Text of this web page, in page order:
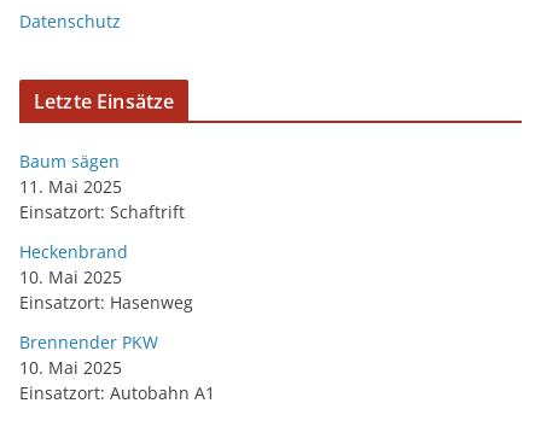
Datenschutz
Letzte Einsätze
Baum sägen
11. Mai 2025
Einsatzort: Schaftrift
Heckenbrand
10. Mai 2025
Einsatzort: Hasenweg
Brennender PKW
10. Mai 2025
Einsatzort: Autobahn A1